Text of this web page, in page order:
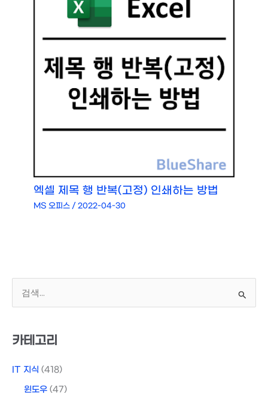
엑셀 제목 행 반복(고정) 인쇄하는 방법
MS 오피스 /2022-04-30
상
카테고리
IT 지식 (418)
윈도우 (47)